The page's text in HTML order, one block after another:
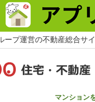
ープ運営の不動産総合サ
マンション